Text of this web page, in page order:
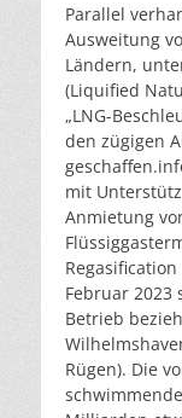
Parallel
Ausweitung
Ländern,
(Liquified
„LNG-
den zügigen
geschaffen.
mit
Anmietung
Februar 2023
Betrieb
Rügen). Die